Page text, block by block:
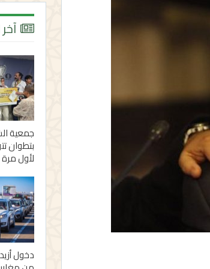
جمعية
بتطوان
لأول